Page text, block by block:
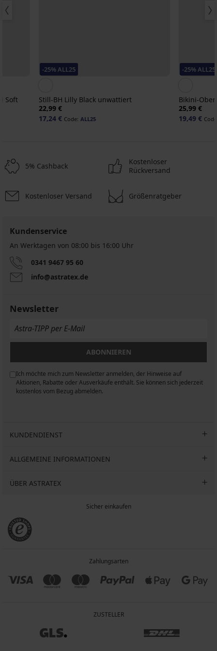
Soft
-25% ALL25
Still-BH Lilly Black unwattiert
22,99 €
17,24 € Code: ALL25
-25% ALL25
Bikini-
25,99 €
19,49 €
Sport-
BH
Zari
44,99
33,74
€
Sport-
BH
Mary
schwarz
32,24
€
code
ALL25
5% Cashback
Kostenloser
Rückversand
Kostenloser Versand Größenratgeber
Kundenservice
An Werktagen von 08:00 bis 16:00 Uhr
0341 9467 95 60
info@astratex.de
Newsletter
ABONNIEREN
Ich möchte mich zum Newsletter anmelden, der Hinweise auf
Aktionen, Rabatte oder Ausverkäufe enthält. Sie können sich jederzeit
kostenlos vom Bezug abmelden.
KUNDENDIENST
ALLGEMEINE INFORMATIONEN
ÜBER ASTRATEX
Sicher einkaufen
Zahlungsarten
ZUSTELLER